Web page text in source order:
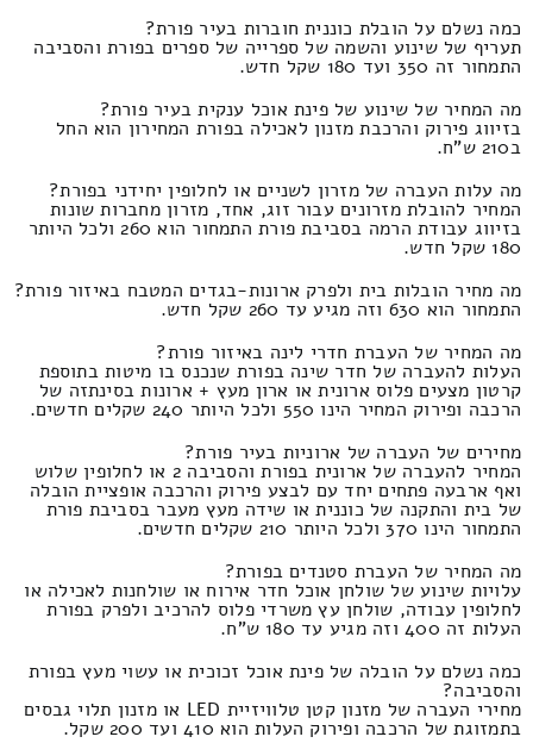
כמה נשלם על הובלת כוננית חוברות בעיר פורת?
תעריף של שינוע והשמה של ספרייה של ספרים בפורת והסביבה
התמחור זה 350 ועד 180 שקל חדש.
מה המחיר של שינוע של פינת אוכל ענקית בעיר פורת?
בזיווג פירוק והרכבת מזנון לאכילה בפורת המחירון הוא החל
ב210 ש"ח.
מה עלות העברה של מזרון לשניים או לחלופין יחידני בפורת?
המחיר להובלת מזרונים עבור זוג, אחד, מזרון מחברות שונות
בזיווג עבודת הרמה בסביבת פורת התמחור הוא 260 ולכל היותר
180 שקל חדש.
מה מחיר הובלות בית ולפרק ארונות-בגדים המטבח באיזור פורת?
התמחור הוא 630 וזה מגיע עד 260 שקל חדש.
מה המחיר של העברת חדרי לינה באיזור פורת?
העלות להעברה של חדר שינה בפורת שנכנס בו מיטות בתוספת
קרטון מצעים פלוס ארונית או ארון מעץ + ארונות בסינתזה של
הרכבה ופירוק המחיר הינו 550 ולכל היותר 240 שקלים חדשים.
מחירים של העברה של ארוניות בעיר פורת?
המחיר להעברה של ארונית בפורת והסביבה 2 או לחלופין שלוש
ואף ארבעה פתחים יחד עם לבצע פירוק והרכבה אופציית הובלה
של בית והתקנה של כוננית או שידה מעץ מעבר בסביבת פורת
התמחור הינו 370 ולכל היותר 210 שקלים חדשים.
מה המחיר של העברת סטנדים בפורת?
עלויות שינוע של שולחן אוכל חדר אירוח או שולחנות לאכילה או
לחלופין עבודה, שולחן עץ משרדי פלוס להרכיב ולפרק בפורת
העלות זה 400 וזה מגיע עד 180 ש"ח.
כמה נשלם על הובלה של פינת אוכל זכוכית או עשוי מעץ בפורת
והסביבה?
מחירי העברה של מזנון קטן טלוויזיית LED או מזנון תלוי גבסים
בתמזוגת של הרכבה ופירוק העלות הוא 410 ועד 200 שקל.